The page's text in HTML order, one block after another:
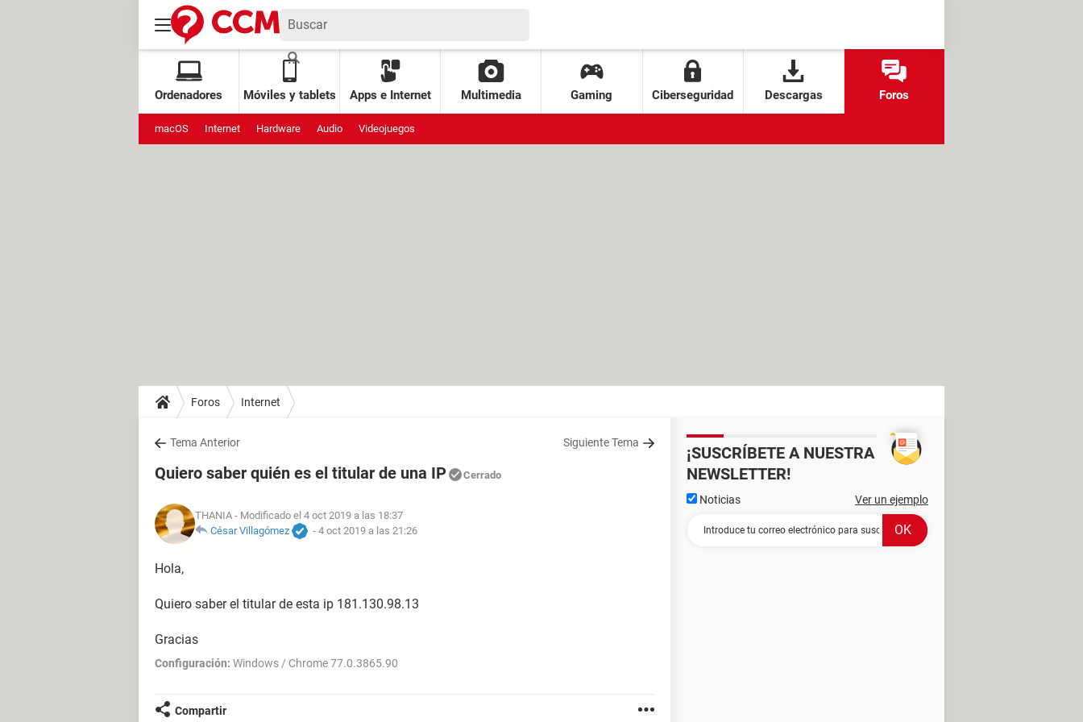
Ordenadores Móviles y tablets Apps e Internet Multimedia Gaming Ciberseguridad Descargas Foros
macOS Internet Hardware Audio Videojuegos
Foros Internet
Tema Anterior Siguiente Tema
Quiero saber quién es el titular de una IP Cerrado
THANIA - Modificado el 4 oct 2019 a las 18:37
César Villagómez
- 4 oct 2019 a las 21:26
Hola,
Quiero saber el titular de esta ip 181.130.98.13
Gracias
Configuración: Windows / Chrome 77.0.3865.90
Compartir
¡SUSCRÍBETE A NUESTRA
NEWSLETTER!
Noticias Ver un ejemplo